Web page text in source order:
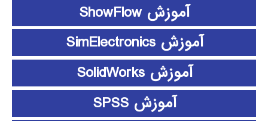
آموزش ShowFlow
آموزش SimElectronics
آموزش SolidWorks
آموزش SPSS